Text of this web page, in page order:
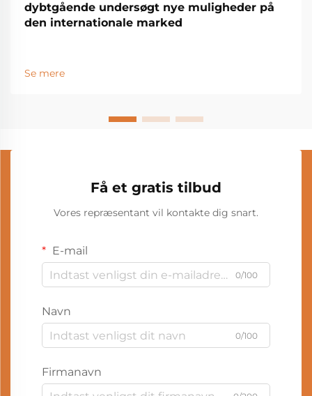
dybtgående undersøgt nye muligheder på
den internationale marked
Se mere
Få et gratis tilbud
Vores repræsentant vil kontakte dig snart.
E-mail
0/100
Navn
0/100
Firmanavn